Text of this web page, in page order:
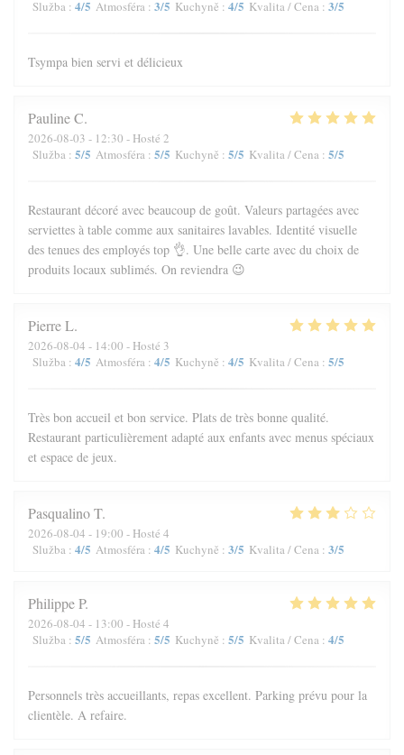
Služba : 4/5 Atmosféra : 3/5 Kuchyně : 4/5 Kvalita / Cena : 3/5
Tsympa bien servi et délicieux
PaulineC
2026-08-03 - 12:30 - Hosté 2
Služba : 5/5 Atmosféra : 5/5 Kuchyně : 5/5 Kvalita / Cena : 5/5
Restaurant décoré avec beaucoup de goût. Valeurs partagées avec
serviettes à table comme aux sanitaires lavables. Identité visuelle
des tenues des employés top 👌. Une belle carte avec du choix de
produits locaux sublimés. On reviendra 😉
PierreL
2026-08-04 - 14:00 - Hosté 3
Služba : 4/5 Atmosféra : 4/5 Kuchyně : 4/5 Kvalita / Cena : 5/5
Très bon accueil et bon service. Plats de très bonne qualité.
Restaurant particulièrement adapté aux enfants avec menus spéciaux
et espace de jeux.
PasqualinoT
2026-08-04 - 19:00 - Hosté 4
Služba : 4/5 Atmosféra : 4/5 Kuchyně : 3/5 Kvalita / Cena : 3/5
PhilippeP
2026-08-04 - 13:00 - Hosté 4
Služba : 5/5 Atmosféra : 5/5 Kuchyně : 5/5 Kvalita / Cena : 4/5
Personnels très accueillants, repas excellent. Parking prévu pour la
clientèle. A refaire.